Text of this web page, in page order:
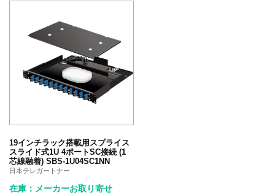
19インチラック搭載用スプライス
スライド式1U 4ポートSC接続 (1
芯線融着) SBS-1U04SC1NN
日本テレガートナー
在庫：メーカーお取り寄せ